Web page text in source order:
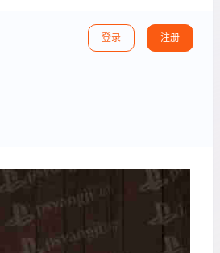
登录 注册